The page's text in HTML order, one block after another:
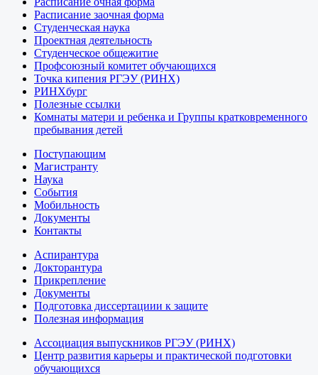
Расписание заочная форма
Студенческая наука
Проектная деятельность
Студенческое общежитие
Профсоюзный комитет обучающихся
Точка кипения РГЭУ (РИНХ)
РИНХбург
Полезные ссылки
Комнаты матери и ребенка и Группы кратковременного
пребывания детей
Поступающим
Магистранту
Наука
События
Мобильность
Документы
Контакты
Аспирантура
Докторантура
Прикрепление
Документы
Подготовка диссертациии к защите
Полезная информация
Ассоциация выпускников РГЭУ (РИНХ)
Центр развития карьеры и практической подготовки
обучающихся